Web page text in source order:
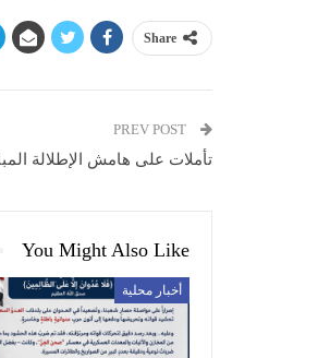
Share
تأملات على هامش الإطلالة
You Might Also Like
أخبار محلية